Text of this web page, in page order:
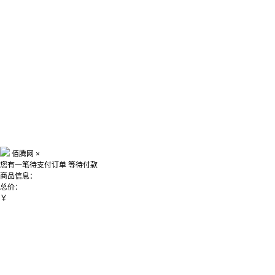
佰腾网 ×
您有一笔待支付订单 等待付款
商品信息：
总价：
￥